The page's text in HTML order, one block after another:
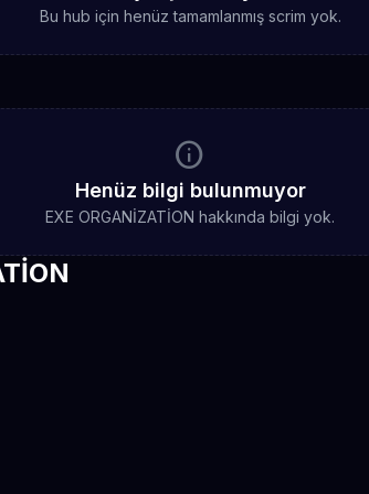
Bu hub için henüz tamamlanmış scrim yok.
info
Henüz bilgi bulunmuyor
EXE ORGANİZATİON hakkında bilgi yok.